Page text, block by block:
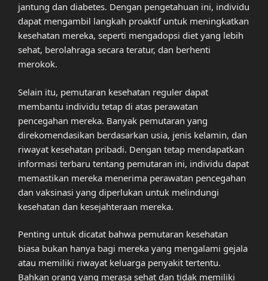
jantung dan diabetes. Dengan pengetahuan ini, individu
dapat mengambil langkah proaktif untuk meningkatkan
kesehatan mereka, seperti mengadopsi diet yang lebih
sehat, berolahraga secara teratur, dan berhenti
merokok.
Selain itu, pemutaran kesehatan reguler dapat
membantu individu tetap di atas perawatan
pencegahan mereka. Banyak pemutaran yang
direkomendasikan berdasarkan usia, jenis kelamin, dan
riwayat kesehatan pribadi. Dengan tetap mendapatkan
informasi terbaru tentang pemutaran ini, individu dapat
memastikan mereka menerima perawatan pencegahan
dan vaksinasi yang diperlukan untuk melindungi
kesehatan dan kesejahteraan mereka.
Penting untuk dicatat bahwa pemutaran kesehatan
biasa bukan hanya bagi mereka yang mengalami gejala
atau memiliki riwayat keluarga penyakit tertentu.
Bahkan orang yang merasa sehat dan tidak memiliki